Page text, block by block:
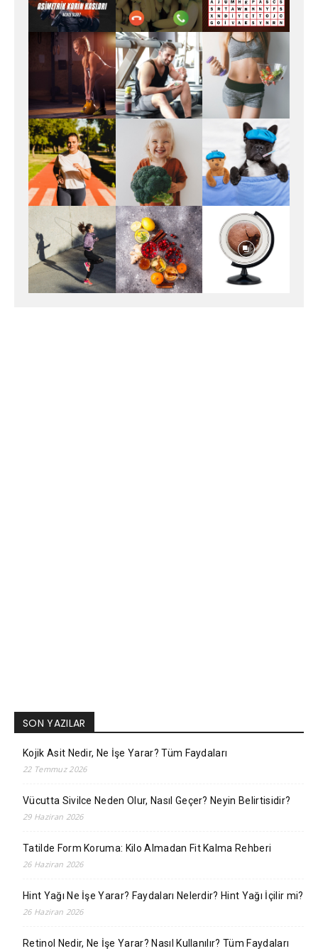
SON YAZILAR
Kojik Asit Nedir, Ne İşe Yarar? Tüm Faydaları
22 Temmuz 2026
Vücutta Sivilce Neden Olur, Nasıl Geçer? Neyin Belirtisidir?
29 Haziran 2026
Tatilde Form Koruma: Kilo Almadan Fit Kalma Rehberi
26 Haziran 2026
Hint Yağı Ne İşe Yarar? Faydaları Nelerdir? Hint Yağı İçilir mi?
26 Haziran 2026
Retinol Nedir, Ne İşe Yarar? Nasıl Kullanılır? Tüm Faydaları